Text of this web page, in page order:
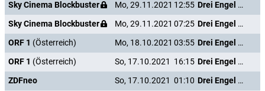
Sky Cinema Blockbuster
Mo, 29.11.2021 12:55
Drei Engel für Charlie - Volle Power
Sky Cinema Blockbuster
Mo, 29.11.2021 07:25
Drei Engel für Charlie - Volle Power
ORF 1 (Österreich) Mo, 18.10.2021 03:55
Drei Engel für Charlie - Volle Power
ORF 1 (Österreich) So, 17.10.2021 16:15
Drei Engel für Charlie - Volle Power
ZDFneo
So, 17.10.2021 01:10
Drei Engel für Charlie - Volle Power